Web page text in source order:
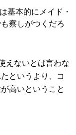
基本的にメイド・
察しがつくだろ
えないとは言わな
というより、コ
高いということ